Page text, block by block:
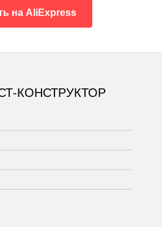
на AliExpress
КОНСТРУКТОР